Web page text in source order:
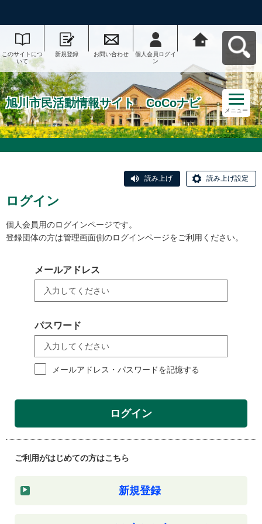
このサイトにつ
いて
新規登録 お問い合わせ
個人会員ログイ
ン
ナビへ戻る
旭川市民活動情報サイト CoCoナビ
メニュー
読み上げ 読み上げ設定
ログイン
個人会員用のログインページです。
登録団体の方は管理画面側のログインページをご利用ください。
メールアドレス
パスワード
メールアドレス・パスワードを記憶する
ログイン
ご利用がはじめての方はこちら
新規登録